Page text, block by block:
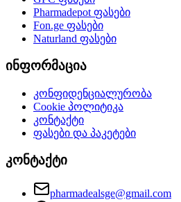
Pharmadepotფასები
Fon.ge ფასები
Naturland ფასები
ინფორმაცია
კონფიდენციალურობა
Cookie პოლიტიკა
კონტაქტი
ფასები და პაკეტები
კონტაქტი
pharmadealsge@gmail.com